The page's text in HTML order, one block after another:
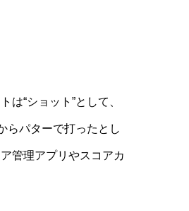
“ショット”として、
らパターで打ったとし
管理アプリやスコアカ